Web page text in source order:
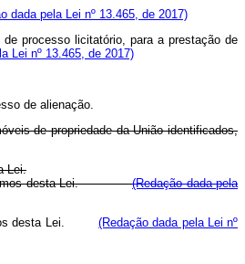
dada pela Lei nº 13.465, de 2017)
processo licitatório, para a prestação de
Lei nº 13.465, de 2017)
de alienação.
de propriedade da União identificados,
Lei.
nos termos desta Lei.(Redação dada pela
desta Lei.(Redação dada pela Lei nº